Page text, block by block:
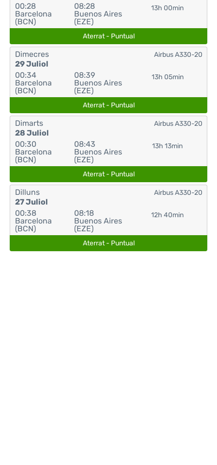
00:28
Barcelona
(BCN)
08:28
Buenos Aires
(EZE)
13h 00min
Aterrat - Puntual
Dimecres
29 Juliol
00:34
Barcelona
(BCN)
08:39
Buenos Aires
(EZE)
13h 05min
Airbus A330-20
Aterrat - Puntual
Dimarts
28 Juliol
00:30
Barcelona
(BCN)
08:43
Buenos Aires
(EZE)
13h 13min
Airbus A330-20
Aterrat - Puntual
Dilluns
27 Juliol
00:38
Barcelona
(BCN)
08:18
Buenos Aires
(EZE)
12h 40min
Airbus A330-20
Aterrat - Puntual